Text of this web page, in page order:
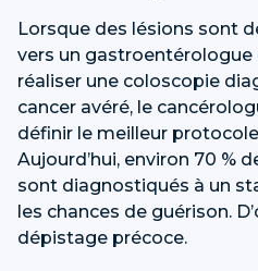
Lorsque des lésions sont
vers un
réaliser une coloscopie
cancer avéré, le
définir le meilleur
Aujourd’hui, environ 70 %
sont diagnostiqués à un
les chances de guérison.
dépistage précoce.